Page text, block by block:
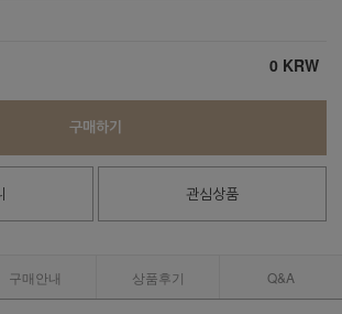
0 KRW
구매하기
관심상품
구매안내 상품후기 Q&A